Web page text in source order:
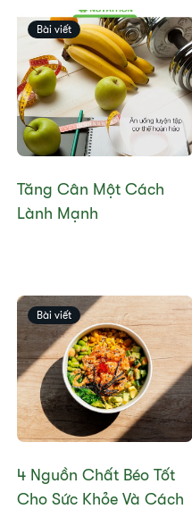
Bài viết
Tăng Cân Một Cách
Lành Mạnh
Bài viết
4 Nguồn Chất Béo Tốt
Cho Sức Khỏe Và Cách